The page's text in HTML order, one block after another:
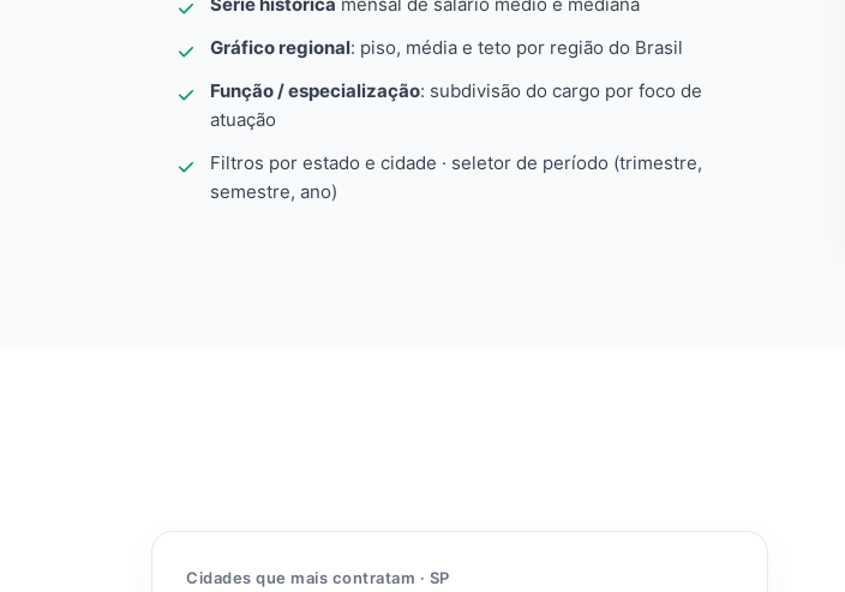
Gráfico regional: piso, média e teto por região do Brasil
Função / especialização: subdivisão do cargo por foco de
atuação
Filtros por estado e cidade · seletor de período (trimestre,
semestre, ano)
Cidades que mais contratam · SP